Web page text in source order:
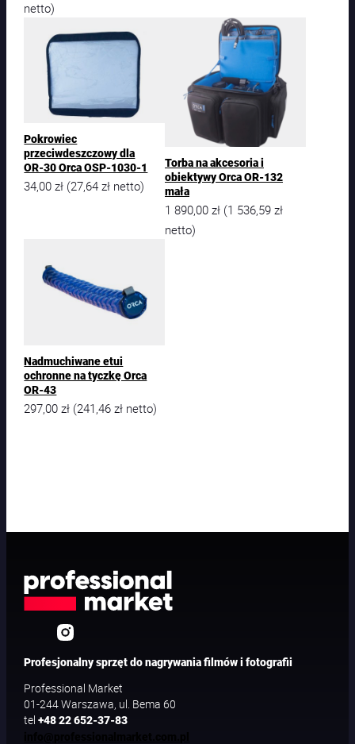
netto)
Pokrowiec
przeciwdeszczowy dla
OR-30 Orca OSP-1030-1
34,00zł (27,64zł netto)
Torba na akcesoria i
obiektywy Orca OR-132
mała
1 890,00 zł (1 536,59 zł
netto)
Nadmuchiwane etui
ochronne na tyczkę Orca
OR-43
297,00zł (241,46zł netto)
Profesjonalny sprzęt do nagrywania filmów i fotografii
Professional Market
01-244 Warszawa, ul. Bema 60
tel+48 22 652-37-83